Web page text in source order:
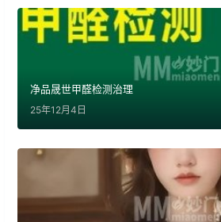
净品晟世甲醛检测治理
25年12月4日